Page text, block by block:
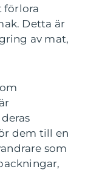
förlora
Detta är
av mat,
dem till en
som